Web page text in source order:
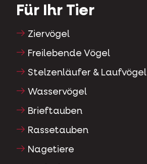
Für Ihr Tier
Ziervögel
Freilebende Vögel
Stelzenläufer & Laufvögel
Wasservögel
Brieftauben
Rassetauben
Nagetiere